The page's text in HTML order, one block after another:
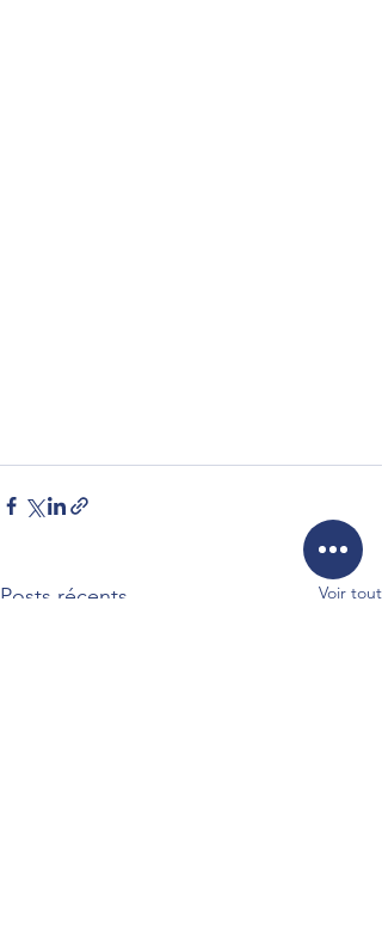
Posts récents Voir tout